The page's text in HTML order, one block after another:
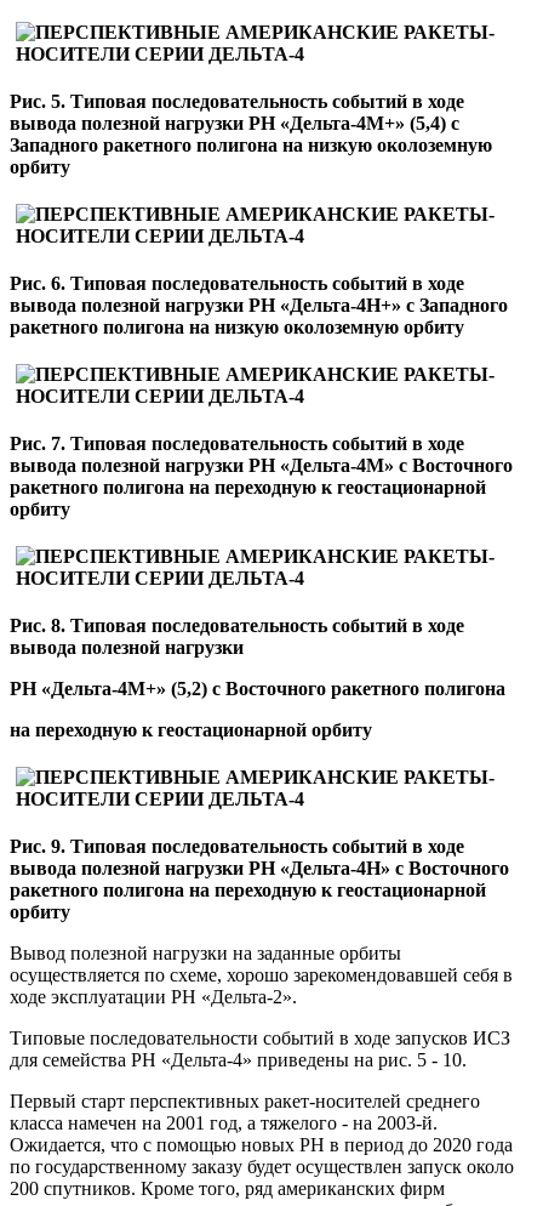
Рис. 5. Типовая последовательность событий в ходе
вывода полезной нагрузки РН «Дельта-4М+» (5,4) с
Западного ракетного полигона на низкую околоземную
орбиту
Рис. 6. Типовая последовательность событий в ходе
вывода полезной нагрузки РН «Дельта-4Н+» с Западного
ракетного полигона на низкую околоземную орбиту
Рис. 7. Типовая последовательность событий в ходе
вывода полезной нагрузки РН «Дельта-4М» с Восточного
ракетного полигона на переходную к геостационарной
орбиту
Рис. 8. Типовая последовательность событий в ходе
вывода полезной нагрузки
РН «Дельта-4М+» (5,2) с Восточного ракетного полигона
на переходную к геостационарной орбиту
Рис. 9. Типовая последовательность событий в ходе
вывода полезной нагрузки РН «Дельта-4Н» с Восточного
ракетного полигона на переходную к геостационарной
орбиту
Вывод полезной нагрузки на заданные орбиты
осуществляется по схеме, хорошо зарекомендовавшей себя в
ходе эксплуатации РН «Дельта-2».
Типовые последовательности событий в ходе запусков ИСЗ
для семейства РН «Дельта-4» приведены на рис. 5 - 10.
Первый старт перспективных ракет-носителей среднего
класса намечен на 2001 год, а тяжелого - на 2003-й.
Ожидается, что с помощью новых РН в период до 2020 года
по государственному заказу будет осуществлен запуск около
200 спутников. Кроме того, ряд американских фирм